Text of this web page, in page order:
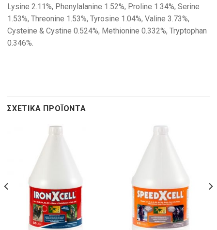
Lysine 2.11%, Phenylalanine 1.52%, Proline 1.34%, Serine
1.53%, Threonine 1.53%, Tyrosine 1.04%, Valine 3.73%,
Cysteine & Cystine 0.524%, Methionine 0.332%, Tryptophan
0.346%.
ΣΧΕΤΙΚΆ ΠΡΟΪΌΝΤΑ